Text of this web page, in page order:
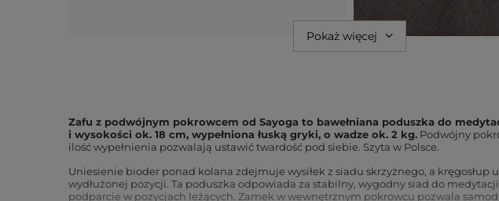
Pokaż więcej
Zafu z podwójnym pokrowcem od Sayoga to bawełniana poduszka do
i wysokości ok. 18 cm, wypełniona łuską gryki, o wadze ok. 2 kg. Podwójny
ilość wypełnienia pozwalają ustawić twardość pod siebie. Szyta w Polsce.
Uniesienie bioder ponad kolana zdejmuje wysiłek z siadu skrzyżnego, a kręgosłup
wydłużonej pozycji. Ta poduszka odpowiada za stabilny, wygodny siad do
podparcie w pozycjach leżących. Zamek w wewnętrznym pokrowcu pozwala